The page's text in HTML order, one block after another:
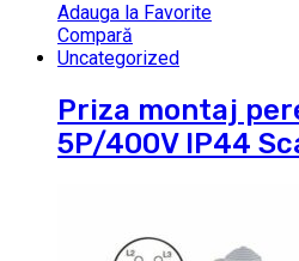
Adauga la Favorite
Compară
Uncategorized
Priza montaj
5P/400V IP44